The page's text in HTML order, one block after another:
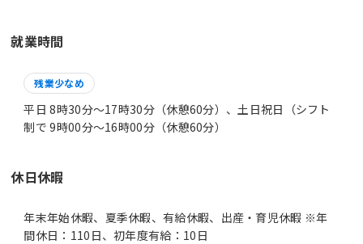
就業時間
残業少なめ
平日 8時30分〜17時30分（休憩60分）、土日祝日（シフト
制で 9時00分〜16時00分（休憩60分）
休日休暇
年末年始休暇、夏季休暇、有給休暇、出産・育児休暇 ※年
間休日：110日、初年度有給：10日